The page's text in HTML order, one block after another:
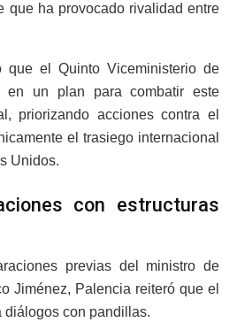
que ha provocado rivalidad entre
que el Quinto Viceministerio de
en un plan para combatir este
priorizando acciones contra el
el trasiego internacional
Unidos.
con estructuras
previas del ministro de
Jiménez, Palencia reiteró que el
diálogos con pandillas.